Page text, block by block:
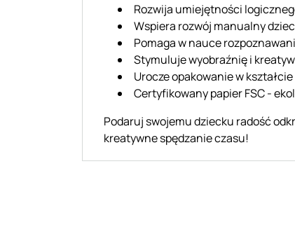
Rozwija umiejętności
Wspiera rozwój manualny
Pomaga w nauce
Stymuluje wyobraźnię i
Urocze opakowanie w
Certyfikowany papier FSC -
Podaruj swojemu dziecku radość
kreatywne spędzanie czasu!